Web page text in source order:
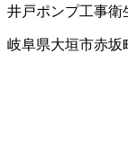
井戸ポンプ工事衛
岐阜県大垣市赤坂